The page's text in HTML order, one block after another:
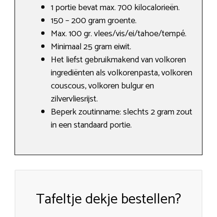
1 portie bevat max. 700 kilocalorieën.
150 – 200 gram groente.
Max. 100 gr. vlees/vis/ei/tahoe/tempé.
Minimaal 25 gram eiwit.
Het liefst gebruikmakend van volkoren
ingrediënten als volkorenpasta​, volkoren
couscous, volkoren bulgur en
zilvervliesrijst.
Beperk zoutinname: slechts 2 gram zout
in een standaard portie.
Tafeltje dekje bestellen?